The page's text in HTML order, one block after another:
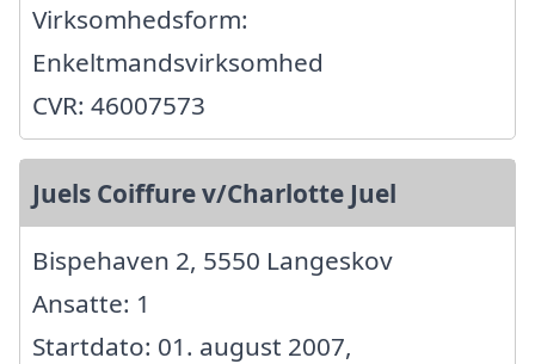
Virksomhedsform:
Enkeltmandsvirksomhed
CVR: 46007573
Juels Coiffure v/Charlotte Juel
Bispehaven 2, 5550 Langeskov
Ansatte: 1
Startdato: 01. august 2007,